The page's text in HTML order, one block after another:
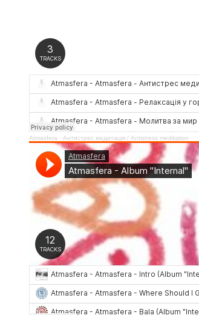
Atmasfera · Антистрес медитація / Аntistress meditation